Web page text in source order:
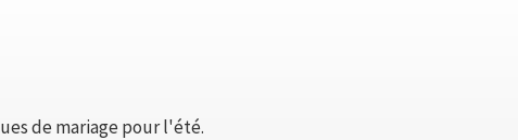
de mariage pour l'été.